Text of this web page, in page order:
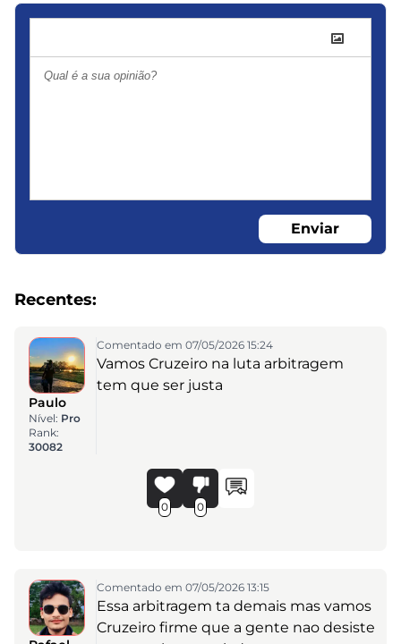
Enviar
Recentes:
Paulo
Nível: Pro
Rank:
30082
Comentado em 07/05/2026 15:24
Vamos Cruzeiro na luta arbitragem
tem que ser justa
0 0
Comentado em 07/05/2026 13:15
Essa arbitragem ta demais mas vamos
Cruzeiro firme que a gente nao desiste